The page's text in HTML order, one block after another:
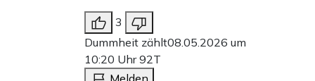
3
Dummheit zählt08.05.2026 um
10:20 Uhr92T
Melden